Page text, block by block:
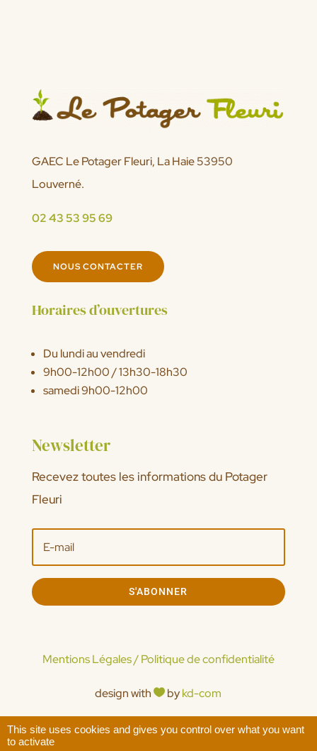
GAEC Le Potager Fleuri, La Haie 53950
Louverné.
02 43 53 95 69
NOUS CONTACTER
Horaires d’ouvertures
Du lundi au vendredi
9h00-12h00 / 13h30-18h30
samedi 9h00-12h00
Newsletter
Recevez toutes les informations du Potager
Fleuri
S'ABONNER
Mentions Légales / Politique de confidentialité
design with bykd-com
© 2026 - tous droits réservés
This site uses cookies and gives you control over what you want
to activate